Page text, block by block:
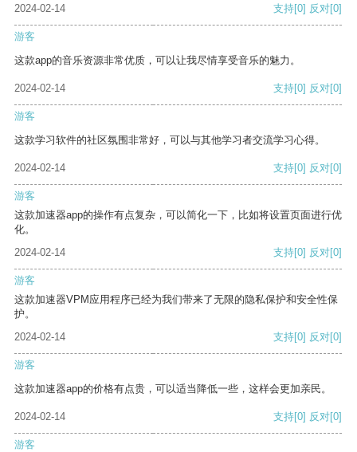
2024-02-14 支持[0] 反对[0]
游客
这款app的音乐资源非常优质，可以让我尽情享受音乐的魅力。
2024-02-14 支持[0] 反对[0]
游客
这款学习软件的社区氛围非常好，可以与其他学习者交流学习心得。
2024-02-14 支持[0] 反对[0]
游客
这款加速器app的操作有点复杂，可以简化一下，比如将设置页面进行优
化。
2024-02-14
支持[0] 反对[0]
游客
这款加速器VPM应用程序已经为我们带来了无限的隐私保护和安全性保
护。
2024-02-14
支持[0] 反对[0]
游客
这款加速器app的价格有点贵，可以适当降低一些，这样会更加亲民。
2024-02-14 支持[0] 反对[0]
游客